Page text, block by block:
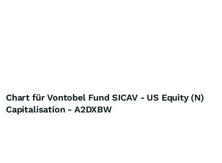
Chart für Vontobel Fund SICAV - US Equity (N)
Capitalisation - A2DXBW